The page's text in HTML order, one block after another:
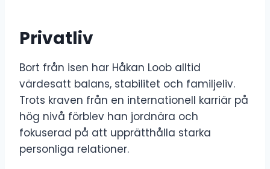
Privatliv
Bort från isen har Håkan Loob alltid
värdesatt balans, stabilitet och familjeliv.
Trots kraven från en internationell karriär på
hög nivå förblev han jordnära och
fokuserad på att upprätthålla starka
personliga relationer.